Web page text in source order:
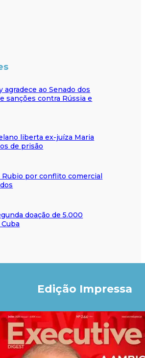
agradece ao Senado dos
sanções contra Rússia e
liberta ex-juíza Maria
de prisão
Rubio por conflito comercial
doação de 5.000
Edição Impressa